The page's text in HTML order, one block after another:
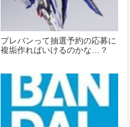
プレバンって抽選予約の応募に
複垢作ればいけるのかな…？